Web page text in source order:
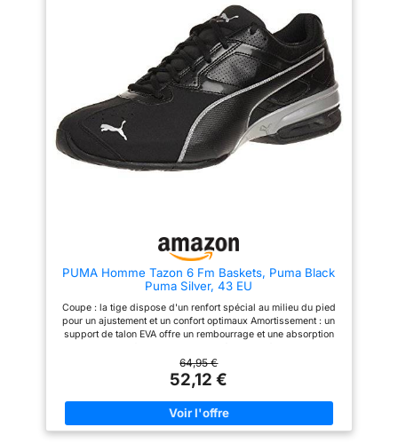
disponibles dans le Forme
Puma typique de style Puma.
Bande sur le côté, logos sur la
languette de la chaussure et
l'extérieur des baskets
d'entraînement Démarquez-
vous avec les chaussures de
sport confortables de Puma
Sneakers de Puma sont aussi
élégantes que confortables.
Grâce à leurs designs cool et
baskets Puma sent des pieds
avec un Style
PUMA Homme Tazon 6 Fm Baskets, Puma Black
Puma Silver, 43 EU
Coupe : la tige dispose d'un renfort spécial au milieu du pied
pour un ajustement et un confort optimaux Amortissement : un
support de talon EVA offre un rembourrage et une absorption
une sensation particulièrement douce lors de la marche
64,95 €
52,12 €